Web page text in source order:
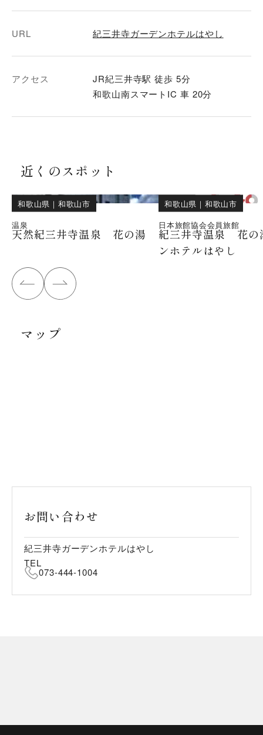
URL 紀三井寺ガーデンホテルはやし
アクセス
JR紀三井寺駅 徒歩 5分
和歌山南スマートIC 車 20分
近くのスポット
和歌山県 ｜ 和歌山市
温泉
天然紀三井寺温泉 花の湯
和歌山県 ｜ 和歌山市
日本旅館協会会員旅館
紀三井寺温泉 花の
ンホテルはやし
マップ
お問い合わせ
紀三井寺ガーデンホテルはやし
TEL
073-444-1004